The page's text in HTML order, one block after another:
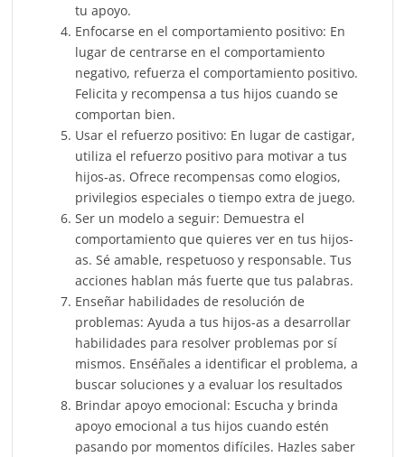
tu apoyo.
Enfocarse en el comportamiento positivo: En
lugar de centrarse en el comportamiento
negativo, refuerza el comportamiento positivo.
Felicita y recompensa a tus hijos cuando se
comportan bien.
Usar el refuerzo positivo: En lugar de castigar,
utiliza el refuerzo positivo para motivar a tus
hijos-as. Ofrece recompensas como elogios,
privilegios especiales o tiempo extra de juego.
Ser un modelo a seguir: Demuestra el
comportamiento que quieres ver en tus hijos-
as. Sé amable, respetuoso y responsable. Tus
acciones hablan más fuerte que tus palabras.
Enseñar habilidades de resolución de
problemas: Ayuda a tus hijos-as a desarrollar
habilidades para resolver problemas por sí
mismos. Enséñales a identificar el problema, a
buscar soluciones y a evaluar los resultados
Brindar apoyo emocional: Escucha y brinda
apoyo emocional a tus hijos cuando estén
pasando por momentos difíciles. Hazles saber